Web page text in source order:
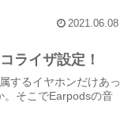
2021.06.08
ライザ設定！
するイヤホンだけあっ
。そこでEarpodsの音